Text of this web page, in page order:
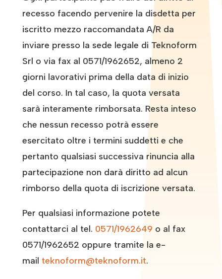
recesso facendo pervenire la disdetta per
iscritto mezzo raccomandata A/R da
inviare presso la sede legale di Teknoform
Srl o via fax al 0571/1962652, almeno 2
giorni lavorativi prima della data di inizio
del corso. In tal caso, la quota versata
sarà interamente rimborsata. Resta inteso
che nessun recesso potrà essere
esercitato oltre i termini suddetti e che
pertanto qualsiasi successiva rinuncia alla
partecipazione non darà diritto ad alcun
rimborso della quota di iscrizione versata.
Per qualsiasi informazione potete
contattarci al tel. 0571/1962649 o al fax
0571/1962652 oppure tramite la e-
mail teknoform@teknoform.it.